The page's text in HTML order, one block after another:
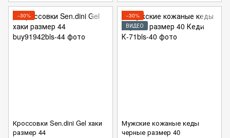
−30%
Кроссовки Sen.dini Gel хаки
размер 44
−30%
ВИДЕО
Мужские кожаные кеды
черные размер 40